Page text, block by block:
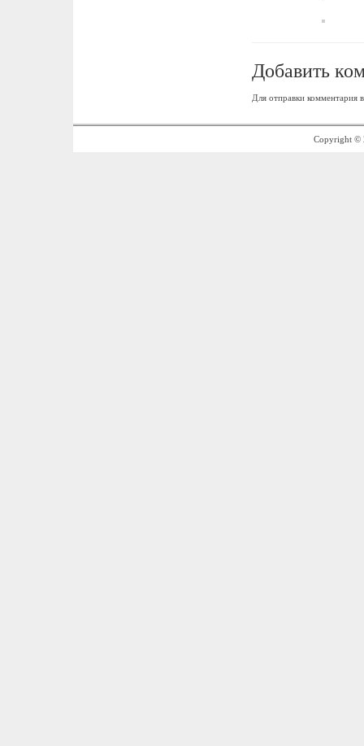
Добавить
Для отправки
Copyright ©